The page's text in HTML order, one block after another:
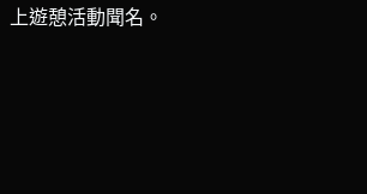
上遊憩活動聞名。